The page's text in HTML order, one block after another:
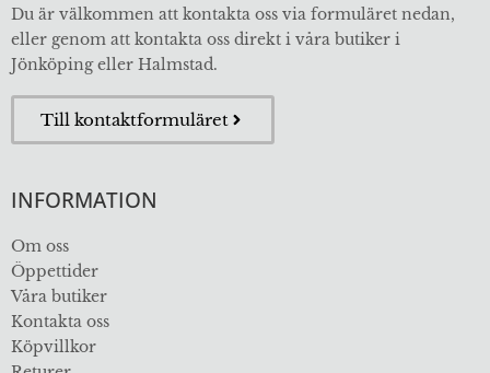
Du är välkommen att kontakta oss via formuläret nedan,
eller genom att kontakta oss direkt i våra butiker i
Jönköping eller Halmstad.
Till kontaktformuläret
INFORMATION
Om oss
Öppettider
Våra butiker
Kontakta oss
Köpvillkor